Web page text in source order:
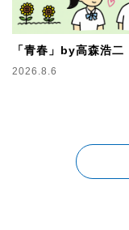
「青春」by高森浩二
2026.8.6